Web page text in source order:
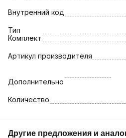
Внутренний код
Тип
Комплект
Артикул производителя
Дополнительно
Количество
Другие предложения и